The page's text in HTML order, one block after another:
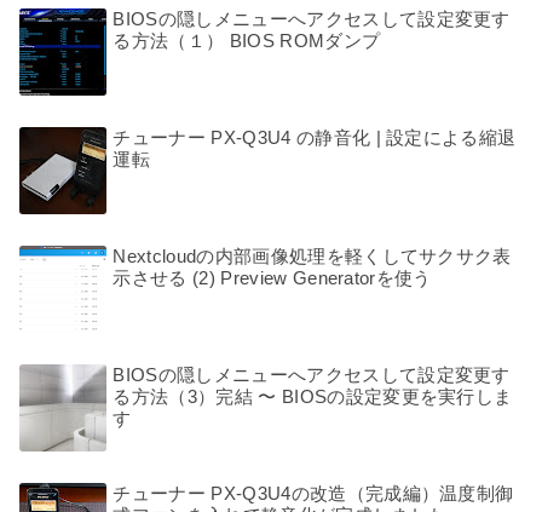
BIOSの隠しメニューへアクセスして設定変更す
る方法（１） BIOS ROMダンプ
チューナー PX-Q3U4 の静音化 | 設定による縮退
運転
Nextcloudの内部画像処理を軽くしてサクサク表
示させる (2) Preview Generatorを使う
BIOSの隠しメニューへアクセスして設定変更す
る方法（3）完結 〜 BIOSの設定変更を実行しま
す
チューナー PX-Q3U4の改造（完成編）温度制御